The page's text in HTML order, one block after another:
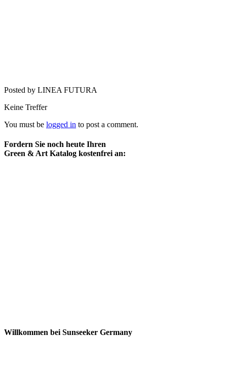
Posted by LINEA FUTURA
Keine Treffer
You must be logged in to post a comment.
Fordern Sie noch heute Ihren
Green & Art Katalog kostenfrei an:
Willkommen bei Sunseeker Germany